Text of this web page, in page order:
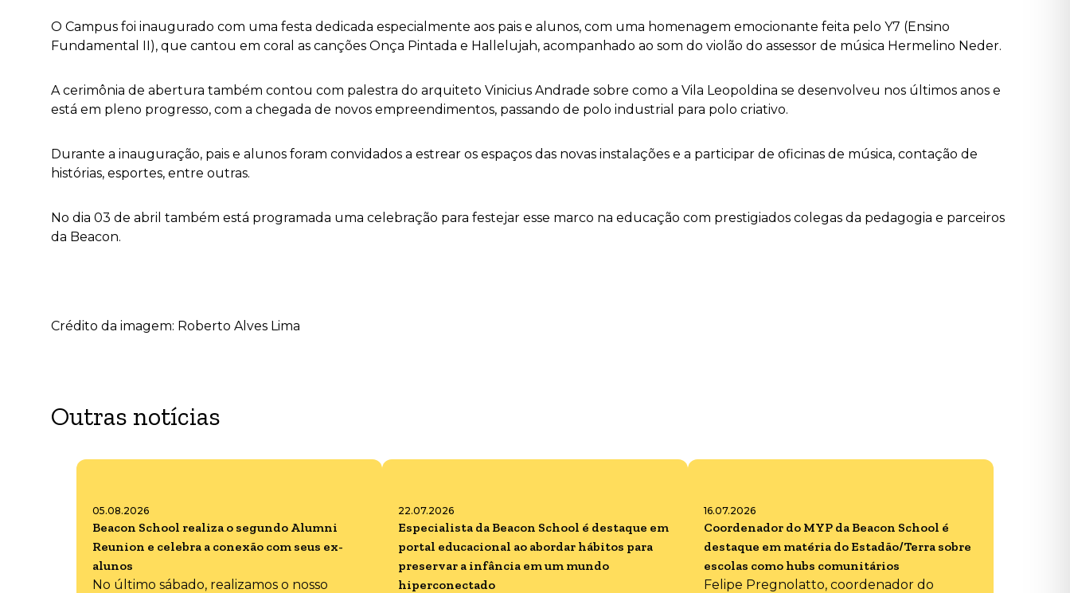
O Campus foi inaugurado com uma festa dedicada especialmente aos pais e alunos, com uma homenagem emocionante feita pelo Y7 (Ensino
Fundamental II), que cantou em coral as canções Onça Pintada e Hallelujah, acompanhado ao som do violão do assessor de música Hermelino Neder.
A cerimônia de abertura também contou com palestra do arquiteto Vinicius Andrade sobre como a Vila Leopoldina se desenvolveu nos últimos anos e
está em pleno progresso, com a chegada de novos empreendimentos, passando de polo industrial para polo criativo.
Durante a inauguração, pais e alunos foram convidados a estrear os espaços das novas instalações e a participar de oficinas de música, contação de
histórias, esportes, entre outras.
No dia 03 de abril também está programada uma celebração para festejar esse marco na educação com prestigiados colegas da pedagogia e parceiros
da Beacon.
Crédito da imagem: Roberto Alves Lima
Outras notícias
05.08.2026
Beacon School realiza o segundo Alumni
Reunion e celebra a conexão com seus ex-
alunos
No último sábado, realizamos o nosso
22.07.2026
Especialista da Beacon School é destaque em
portal educacional ao abordar hábitos para
preservar a infância em um mundo
hiperconectado
16.07.2026
Coordenador do MYP da Beacon School é
destaque em matéria do Estadão/Terra sobre
escolas como hubs comunitários
Felipe Pregnolatto, coordenador do